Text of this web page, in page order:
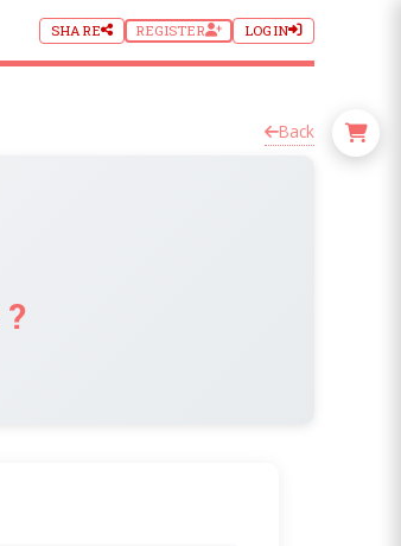
SHARE REGISTER LOGIN
Back